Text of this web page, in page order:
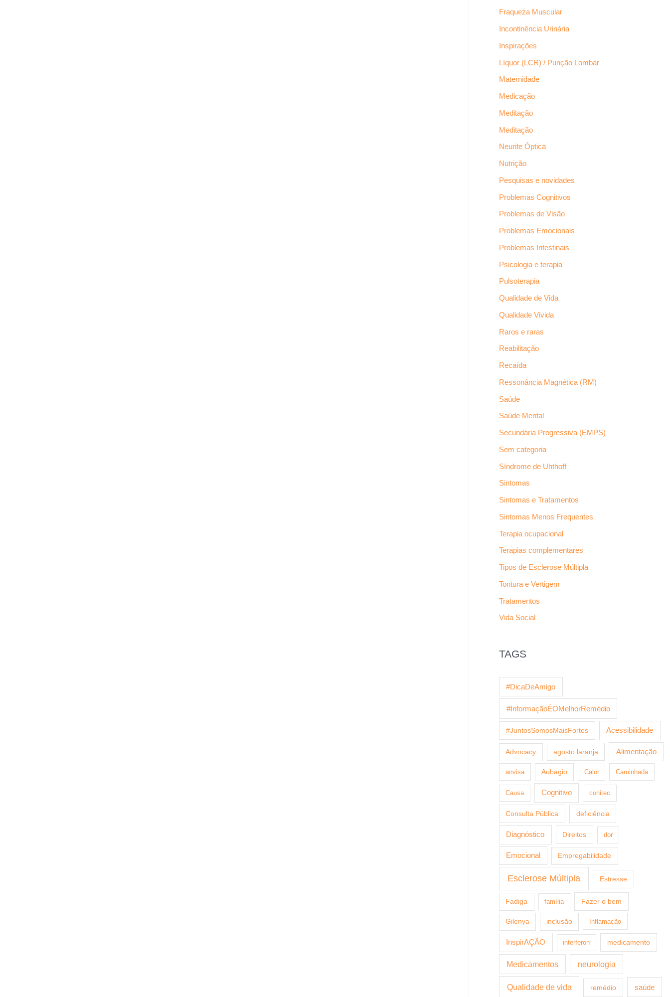
Fraqueza Muscular
Incontinência Urinária
Inspirações
Líquor (LCR) / Punção Lombar
Maternidade
Medicação
Meditação
Meditação
Neurite Óptica
Nutrição
Pesquisas e novidades
Problemas Cognitivos
Problemas de Visão
Problemas Emocionais
Problemas Intestinais
Psicologia e terapia
Pulsoterapia
Qualidade de Vida
Qualidade Vivida
Raros e raras
Reabilitação
Recaída
Ressonância Magnética (RM)
Saúde
Saúde Mental
Secundária Progressiva (EMPS)
Sem categoria
Síndrome de Uhthoff
Sintomas
Sintomas e Tratamentos
Sintomas Menos Frequentes
Terapia ocupacional
Terapias complementares
Tipos de Esclerose Múltipla
Tontura e Vertigem
Tratamentos
Vida Social
TAGS
#DicaDeAmigo
#InformaçãoÉOMelhorRemédio
#JuntosSomosMaisFortes Acessibilidade
Advocacy agosto laranja Alimentação
anvisa Aubagio Calor Caminhada
Causa Cognitivo conitec
Consulta Pública deficiência
Diagnóstico Direitos dor
Emocional Empregabilidade
Esclerose Múltipla Estresse
Fadiga família Fazer o bem
Gilenya inclusão Inflamação
InspirAÇÃO interferon medicamento
Medicamentos neurologia
Qualidade de vida remédio saúde